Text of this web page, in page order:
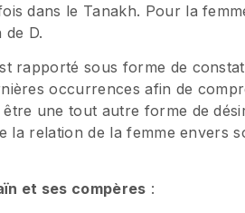
dans le Tanakh. Pour la
D.
rapporté sous forme de
occurrences afin de
une tout autre forme de
la relation de la femme envers
et ses compères :